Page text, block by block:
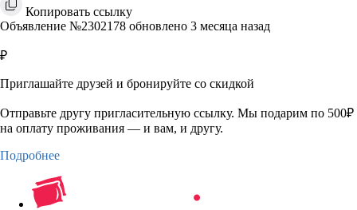
Копировать ссылку
Объявление №2302178 обновлено 3 месяца назад
₽
Приглашайте друзей и бронируйте со скидкой
Отправьте другу пригласительную ссылку. Мы подарим по 500₽
на оплату проживания — и вам, и другу.
Подробнее